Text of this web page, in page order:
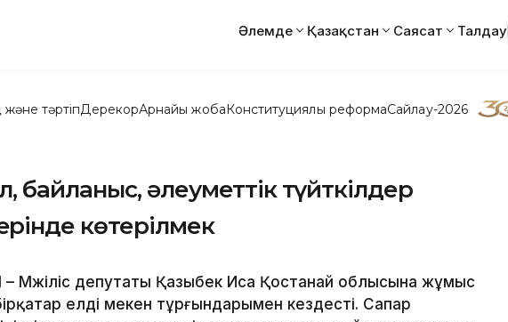
Әлемде Қазақстан Саясат Талдау
тәртіпДерекқорАрнайы жобаКонституциялық реформаСайлау-2026
байланыс, әлеуметтік түйткілдер
көтерілмек
– Мәжіліс депутаты Қазыбек Иса Қостанай облысына жұмыс
елді мекен тұрғындарымен кездесті. Сапар